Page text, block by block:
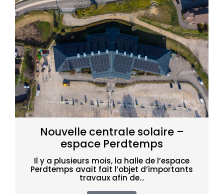
Nouvelle centrale solaire –
espace Perdtemps
Il y a plusieurs mois, la halle de l’espace
Perdtemps avait fait l’objet d’importants
travaux afin de…